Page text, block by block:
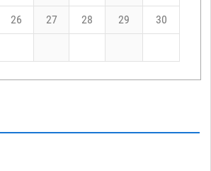
26 27 28 29 30